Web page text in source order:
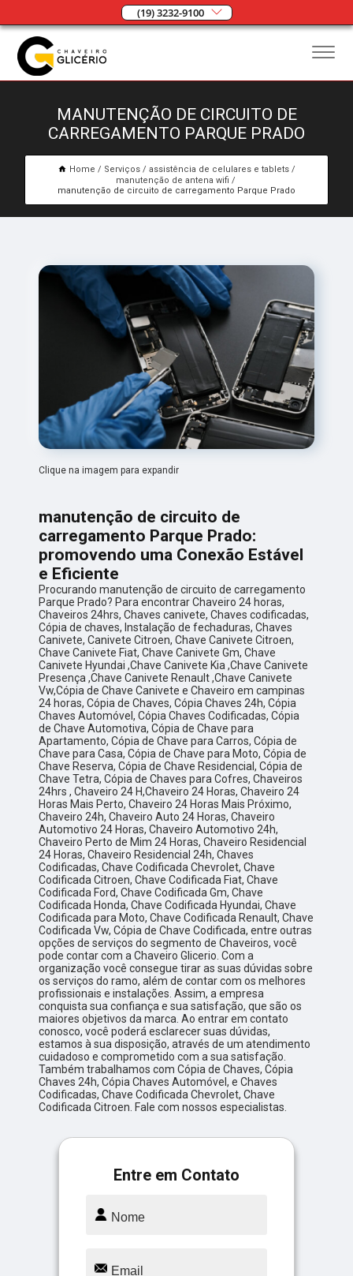
(19) 3232-9100
MANUTENÇÃO DE CIRCUITO DE
CARREGAMENTO PARQUE PRADO
Home Serviços
assistência de celulares e tablets
manutenção de antena wifi
manutenção de circuito de carregamento Parque Prado
Clique na imagem para expandir
manutenção de circuito de
carregamento Parque Prado:
promovendo uma Conexão Estável
e Eficiente
Procurando manutenção de circuito de carregamento
Parque Prado? Para encontrar Chaveiro 24 horas,
Chaveiros 24hrs, Chaves canivete, Chaves codificadas,
Cópia de chaves, Instalação de fechaduras, Chaves
Canivete, Canivete Citroen, Chave Canivete Citroen,
Chave Canivete Fiat, Chave Canivete Gm, Chave
Canivete Hyundai ,Chave Canivete Kia ,Chave Canivete
Presença ,Chave Canivete Renault ,Chave Canivete
Vw,Cópia de Chave Canivete e Chaveiro em campinas
24 horas, Cópia de Chaves, Cópia Chaves 24h, Cópia
Chaves Automóvel, Cópia Chaves Codificadas, Cópia
de Chave Automotiva, Cópia de Chave para
Apartamento, Cópia de Chave para Carros, Cópia de
Chave para Casa, Cópia de Chave para Moto, Cópia de
Chave Reserva, Cópia de Chave Residencial, Cópia de
Chave Tetra, Cópia de Chaves para Cofres, Chaveiros
24hrs , Chaveiro 24 H,Chaveiro 24 Horas, Chaveiro 24
Horas Mais Perto, Chaveiro 24 Horas Mais Próximo,
Chaveiro 24h, Chaveiro Auto 24 Horas, Chaveiro
Automotivo 24 Horas, Chaveiro Automotivo 24h,
Chaveiro Perto de Mim 24 Horas, Chaveiro Residencial
24 Horas, Chaveiro Residencial 24h, Chaves
Codificadas, Chave Codificada Chevrolet, Chave
Codificada Citroen, Chave Codificada Fiat, Chave
Codificada Ford, Chave Codificada Gm, Chave
Codificada Honda, Chave Codificada Hyundai, Chave
Codificada para Moto, Chave Codificada Renault, Chave
Codificada Vw, Cópia de Chave Codificada, entre outras
opções de serviços do segmento de Chaveiros, você
pode contar com a Chaveiro Glicerio. Com a
organização você consegue tirar as suas dúvidas sobre
os serviços do ramo, além de contar com os melhores
profissionais e instalações. Assim, a empresa
conquista sua confiança e sua satisfação, que são os
maiores objetivos da marca. Ao entrar em contato
conosco, você poderá esclarecer suas dúvidas,
estamos à sua disposição, através de um atendimento
cuidadoso e comprometido com a sua satisfação.
Também trabalhamos com Cópia de Chaves, Cópia
Chaves 24h, Cópia Chaves Automóvel, e Chaves
Codificadas, Chave Codificada Chevrolet, Chave
Codificada Citroen. Fale com nossos especialistas.
Entre em Contato